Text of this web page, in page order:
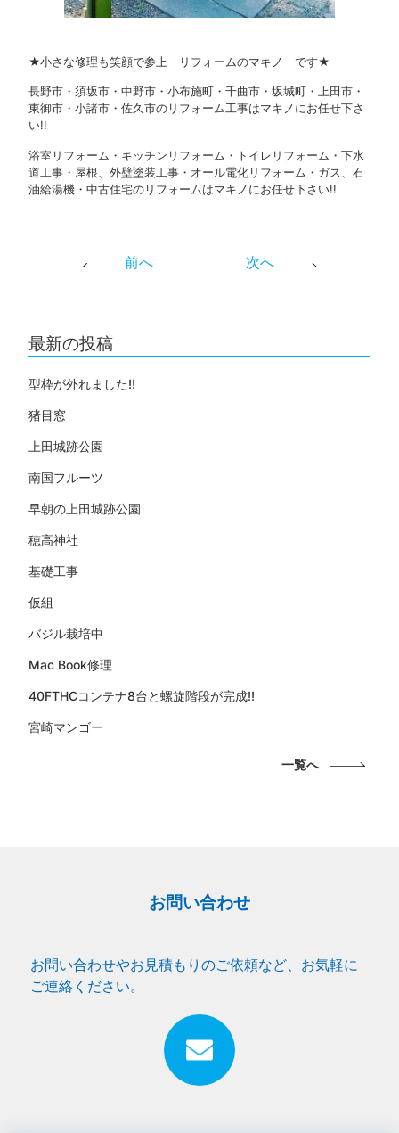
★小さな修理も笑顔で参上 リフォームのマキノ です★
長野市・須坂市・中野市・小布施町・千曲市・坂城町・上田市・
東御市・小諸市・佐久市のリフォーム工事はマキノにお任せ下さ
い!!
浴室リフォーム・キッチンリフォーム・トイレリフォーム・下水
道工事・屋根、外壁塗装工事・オール電化リフォーム・ガス、石
油給湯機・中古住宅のリフォームはマキノにお任せ下さい!!
前へ 次へ
最新の投稿
型枠が外れました!!
猪目窓
上田城跡公園
南国フルーツ
早朝の上田城跡公園
穂高神社
基礎工事
仮組
バジル栽培中
Mac Book修理
40FTHCコンテナ8台と螺旋階段が完成!!
宮崎マンゴー
一覧へ
お問い合わせ
お問い合わせやお見積もりのご依頼など、お気軽に
ご連絡ください。